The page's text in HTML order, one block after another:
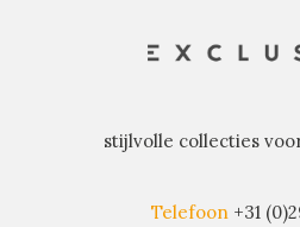
stijlvolle collecties
Telefoon +31